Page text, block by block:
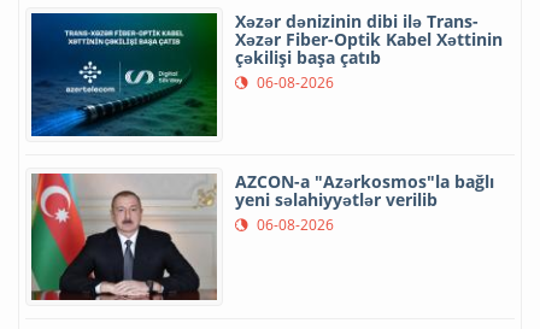
Xəzər dənizinin dibi ilə Trans-
Xəzər Fiber-Optik Kabel Xəttinin
çəkilişi başa çatıb
06-08-2026
AZCON-a "Azərkosmos"la bağlı
yeni səlahiyyətlər verilib
06-08-2026